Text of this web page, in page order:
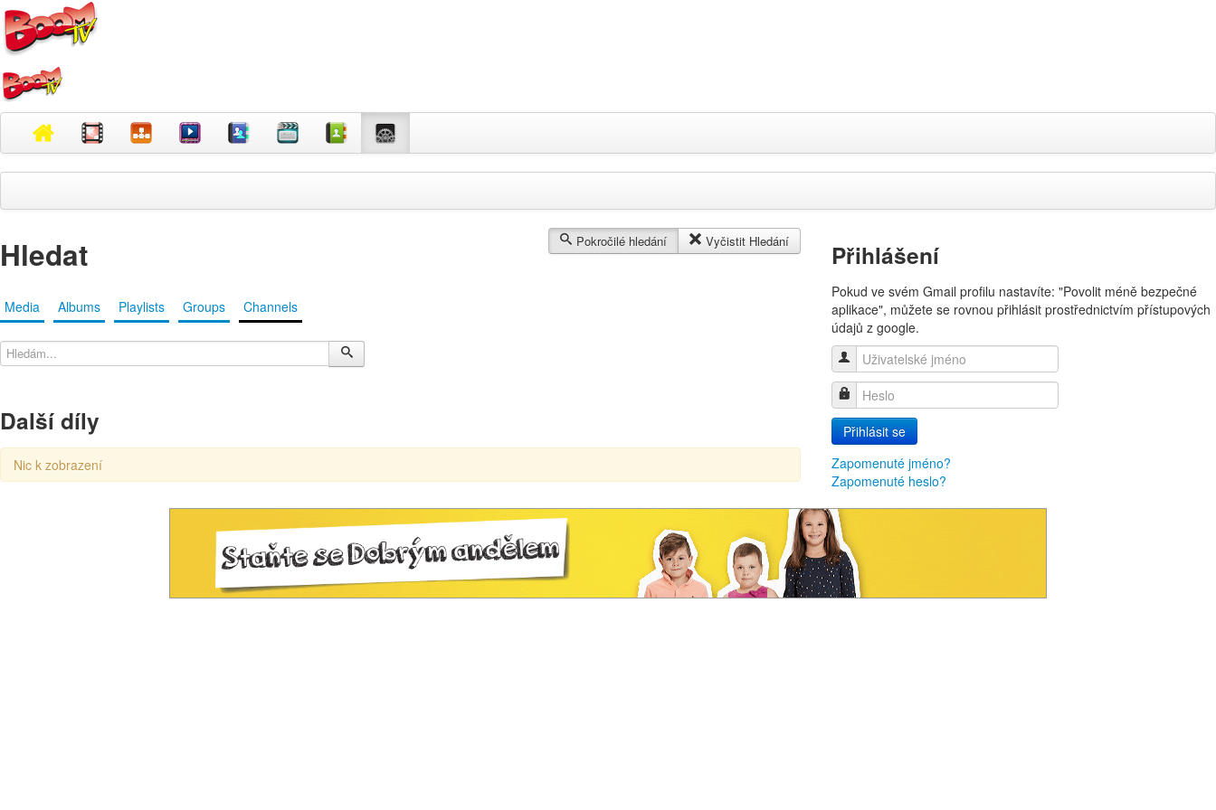
Hledat Pokročilé hledání Vyčistit Hledání
Media Albums Playlists Groups Channels
Další díly
Nic k zobrazení
Přihlášení
Pokud ve svém Gmail profilu nastavíte: "Povolit méně bezpečné
aplikace", můžete se rovnou přihlásit prostřednictvím přístupových
údajů z google.
Uživatelské jméno
Heslo
Přihlásit se
Zapomenuté jméno?
Zapomenuté heslo?